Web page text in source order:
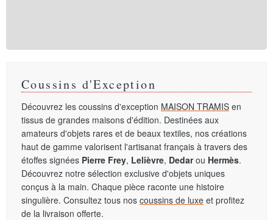
Coussins d'Exception
Découvrez les coussins d'exception MAISON TRAMIS en
tissus de grandes maisons d'édition. Destinées aux
amateurs d'objets rares et de beaux textiles, nos créations
haut de gamme valorisent l'artisanat français à travers des
étoffes signées Pierre Frey, Lelièvre, Dedarou Hermès.
Découvrez notre sélection exclusive d'objets uniques
conçus à la main. Chaque pièce raconte une histoire
singulière. Consultez tous nos coussins de luxe et profitez
de la livraison offerte.